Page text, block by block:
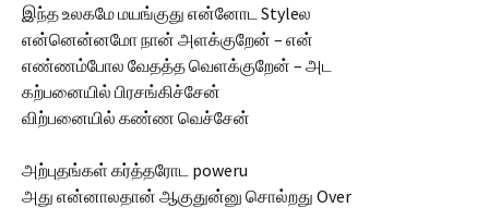
இந்த உலகமே மயங்குது என்னோட Styleல
என்னென்னமோ நான் அளக்குறேன் – என்
எண்ணம்போல வேதத்த வெளக்குறேன் – அட
கற்பனையில் பிரசங்கிச்சேன்
விற்பனையில் கண்ண வெச்சேன்
அற்புதங்கள் கர்த்தரோட poweru
அது என்னாலதான் ஆகுதுன்னு சொல்றது Over